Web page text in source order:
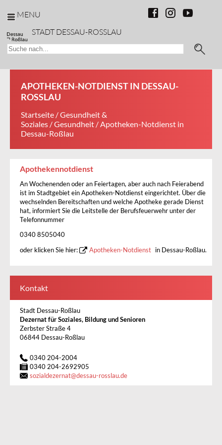
MENU
STADT DESSAU-ROSSLAU
APOTHEKEN-NOTDIENST IN DESSAU-
ROSSLAU
Startseite /Gesundheit &
Soziales /Gesundheit / Apotheken-Notdienst in
Dessau-Roßlau
Apothekennotdienst
An Wochenenden oder an Feiertagen, aber auch nach Feierabend
ist im Stadtgebiet ein Apotheken-Notdienst eingerichtet. Über die
wechselnden Bereitschaften und welche Apotheke gerade Dienst
hat, informiert Sie die Leitstelle der Berufsfeuerwehr unter der
Telefonnummer
0340 8505040
oder klicken Sie hier: Apotheken-Notdienst in Dessau-Roßlau.
Kontakt
Stadt Dessau-Roßlau
Dezernat für Soziales, Bildung und Senioren
Zerbster Straße 4
06844 Dessau-Roßlau
0340 204-2004
0340 204-2692905
sozialdezernat@dessau-rosslau.de